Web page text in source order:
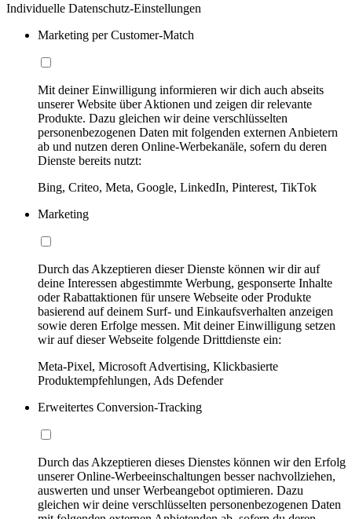
Individuelle Datenschutz-Einstellungen
Marketing per Customer-Match
Mit deiner Einwilligung informieren wir dich auch abseits
unserer Website über Aktionen und zeigen dir relevante
Produkte. Dazu gleichen wir deine verschlüsselten
personenbezogenen Daten mit folgenden externen Anbietern
ab und nutzen deren Online-Werbekanäle, sofern du deren
Dienste bereits nutzt:
Bing, Criteo, Meta, Google, LinkedIn, Pinterest, TikTok
Marketing
Durch das Akzeptieren dieser Dienste können wir dir auf
deine Interessen abgestimmte Werbung, gesponserte Inhalte
oder Rabattaktionen für unsere Webseite oder Produkte
basierend auf deinem Surf- und Einkaufsverhalten anzeigen
sowie deren Erfolge messen. Mit deiner Einwilligung setzen
wir auf dieser Webseite folgende Drittdienste ein:
Meta-Pixel, Microsoft Advertising, Klickbasierte
Produktempfehlungen, Ads Defender
Erweitertes Conversion-Tracking
Durch das Akzeptieren dieses Dienstes können wir den Erfolg
unserer Online-Werbeeinschaltungen besser nachvollziehen,
auswerten und unser Werbeangebot optimieren. Dazu
gleichen wir deine verschlüsselten personenbezogenen Daten